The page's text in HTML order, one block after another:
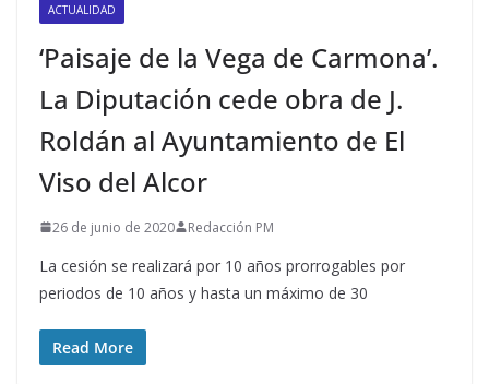
ACTUALIDAD
‘Paisaje de la Vega de Carmona’.
La Diputación cede obra de J.
Roldán al Ayuntamiento de El
Viso del Alcor
26 de junio de 2020 Redacción PM
La cesión se realizará por 10 años prorrogables por
periodos de 10 años y hasta un máximo de 30
Read More